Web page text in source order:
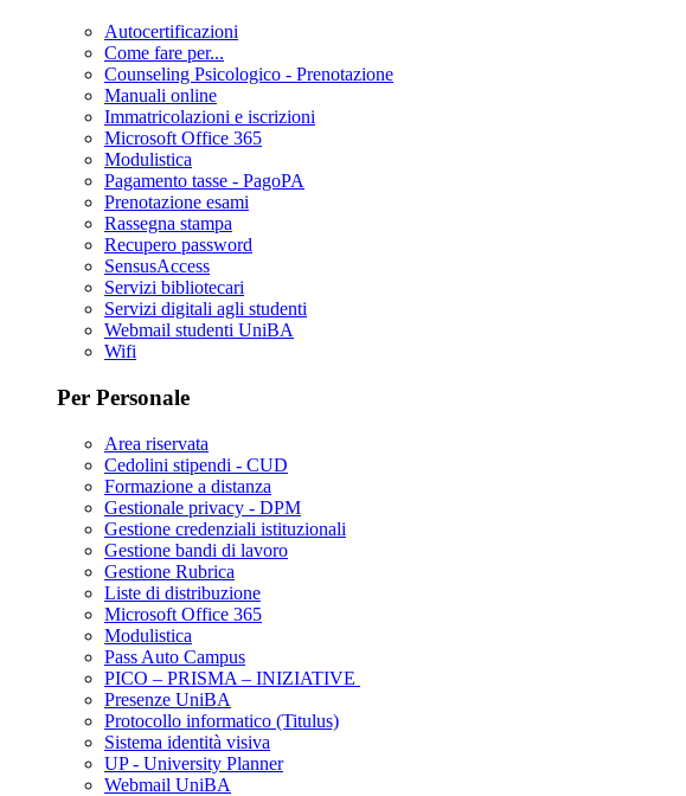
Autocertificazioni
Come fare per...
Counseling Psicologico - Prenotazione
Manuali online
Immatricolazioni e iscrizioni
Microsoft Office 365
Modulistica
Pagamento tasse - PagoPA
Prenotazione esami
Rassegna stampa
Recupero password
SensusAccess
Servizi bibliotecari
Servizi digitali agli studenti
Webmail studenti UniBA
Wifi
Per Personale
Area riservata
Cedolini stipendi - CUD
Formazione a distanza
Gestionale privacy - DPM
Gestione credenziali istituzionali
Gestione bandi di lavoro
Gestione Rubrica
Liste di distribuzione
Microsoft Office 365
Modulistica
Pass Auto Campus
PICO – PRISMA – INIZIATIVE
Presenze UniBA
Protocollo informatico (Titulus)
Sistema identità visiva
UP - University Planner
Webmail UniBA